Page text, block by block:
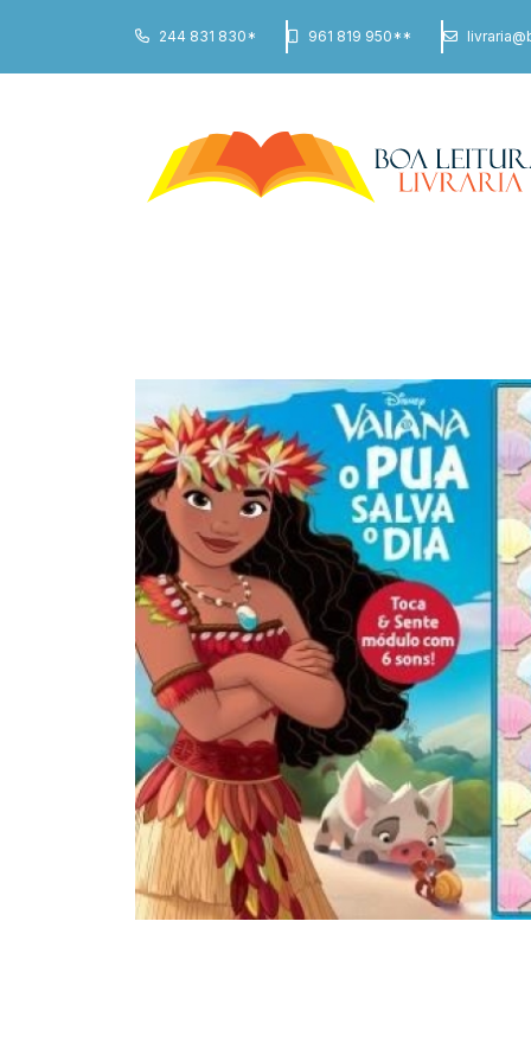
244 831 830* 961 819 950**